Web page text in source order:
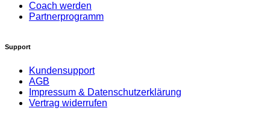
Coach werden
Partnerprogramm
Support
Kundensupport
AGB
Impressum & Datenschutzerklärung
Vertrag widerrufen